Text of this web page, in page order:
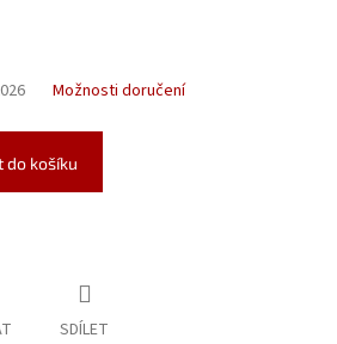
Možnosti doručení
do košíku
SDÍLET